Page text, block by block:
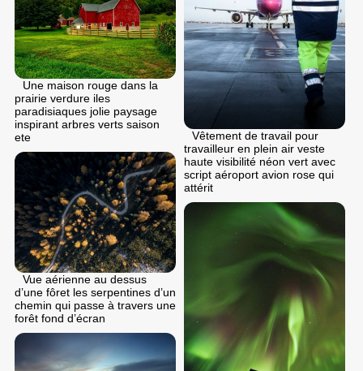
Vêtement de travail pour
travailleur en plein air veste
haute visibilité néon vert avec
script aéroport avion rose qui
attérit
Une maison rouge dans la
prairie verdure iles
paradisiaques jolie paysage
inspirant arbres verts saison
ete
Vue aérienne au dessus
d’une fôret les serpentines d’un
chemin qui passe à travers une
forêt fond d’écran